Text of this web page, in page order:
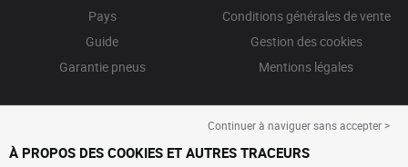
Pays
Guide
Garantie pneus
Conditions générales de vente
Gestion des cookies
Mentions légales
Continuer à naviguer sans accepter >
À PROPOS DES COOKIES ET AUTRES TRACEURS